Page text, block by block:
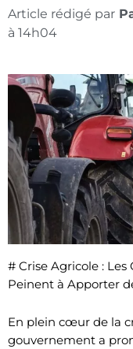
Article rédigé par
à 14h04
# Crise Agricole : Les
Peinent à Apporter
En plein cœur de la
gouvernement a